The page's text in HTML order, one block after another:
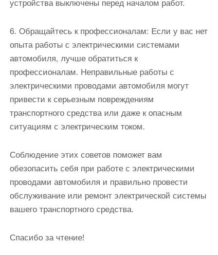
устройства выключены перед началом работ.
6. Обращайтесь к профессионалам: Если у вас нет
опыта работы с электрическими системами
автомобиля, лучше обратиться к
профессионалам. Неправильные работы с
электрическими проводами автомобиля могут
привести к серьезным повреждениям
транспортного средства или даже к опасным
ситуациям с электрическим током.
Соблюдение этих советов поможет вам
обезопасить себя при работе с электрическими
проводами автомобиля и правильно провести
обслуживание или ремонт электрической системы
вашего транспортного средства.
Спасибо за чтение!